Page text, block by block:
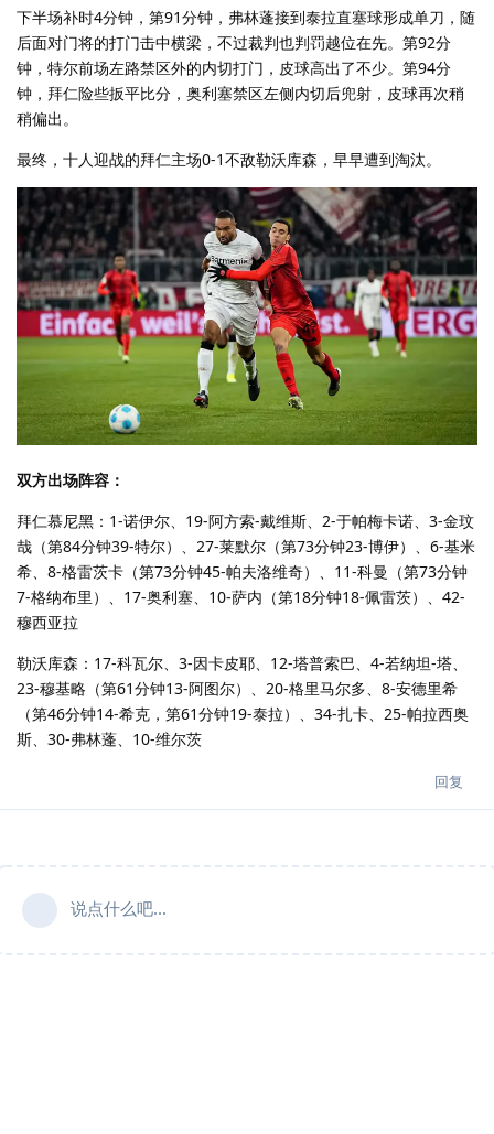
下半场补时4分钟，第91分钟，弗林蓬接到泰拉直塞球形成单刀，随
后面对门将的打门击中横梁，不过裁判也判罚越位在先。第92分
钟，特尔前场左路禁区外的内切打门，皮球高出了不少。第94分
钟，拜仁险些扳平比分，奥利塞禁区左侧内切后兜射，皮球再次稍
稍偏出。
最终，十人迎战的拜仁主场0-1不敌勒沃库森，早早遭到淘汰。
双方出场阵容：
拜仁慕尼黑：1-诺伊尔、19-阿方索-戴维斯、2-于帕梅卡诺、3-金玟
哉（第84分钟39-特尔）、27-莱默尔（第73分钟23-博伊）、6-基米
希、8-格雷茨卡（第73分钟45-帕夫洛维奇）、11-科曼（第73分钟
7-格纳布里）、17-奥利塞、10-萨内（第18分钟18-佩雷茨）、42-
穆西亚拉
勒沃库森：17-科瓦尔、3-因卡皮耶、12-塔普索巴、4-若纳坦-塔、
23-穆基略（第61分钟13-阿图尔）、20-格里马尔多、8-安德里希
（第46分钟14-希克，第61分钟19-泰拉）、34-扎卡、25-帕拉西奥
斯、30-弗林蓬、10-维尔茨
回复
说点什么吧...